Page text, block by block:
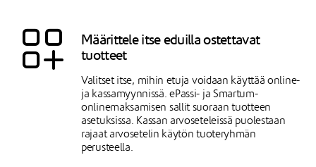
Määrittele itse eduilla ostettavat
tuotteet
Valitset itse, mihin etuja voidaan käyttää online-
ja kassamyynnissä. ePassi- ja Smartum-
onlinemaksamisen sallit suoraan tuotteen
asetuksissa. Kassan arvoseteleissä puolestaan
rajaat arvosetelin käytön tuoteryhmän
perusteella.